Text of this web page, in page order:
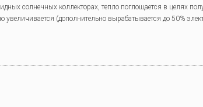
солнечных коллекторах, тепло поглощается в целях
(дополнительно вырабатывается до 50%